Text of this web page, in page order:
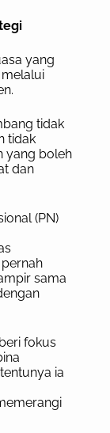
yang
tidak
tidak
yang boleh
dan
(PN)
sama
fokus
ia